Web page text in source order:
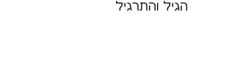
הגיל והתרגיל